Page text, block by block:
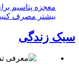
معجزه پتاسیم
بیشتر مصرف
سبک زندگی